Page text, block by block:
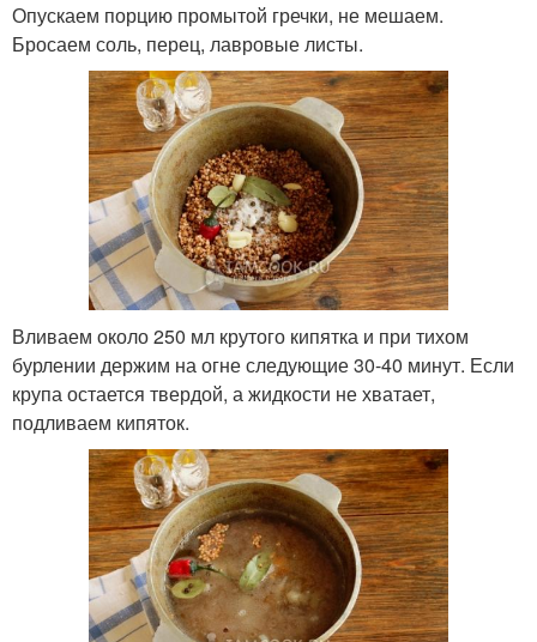
Опускаем порцию промытой гречки, не мешаем.
Бросаем соль, перец, лавровые листы.
Вливаем около 250 мл крутого кипятка и при тихом
бурлении держим на огне следующие 30-40 минут. Если
крупа остается твердой, а жидкости не хватает,
подливаем кипяток.